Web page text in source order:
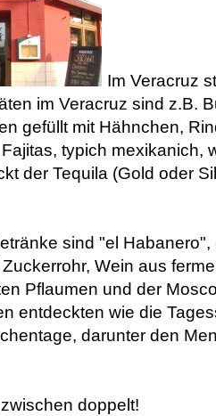
Im Veracruz
im Veracruz sind z.B.
gefüllt mit Hähnchen,
typich mexikanich,
der Tequila (Gold oder
sind "el
Wein aus
Pflaumen und der
entdeckten wie die
darunter den
doppelt!